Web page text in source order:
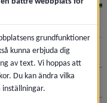
grundfunktioner
kunna erbjuda dig
av text. Vi hoppas att
Du kan ändra vilka
inställningar.